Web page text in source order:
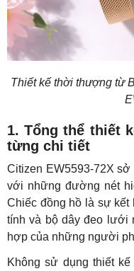
Thiết kế thời thượng từ
1. Tổng thể thiết
từng chi tiết
Citizen EW5593-72X
với những đường nét
Chiếc đồng hồ là sự kết
tính và bộ dây đeo lưới
hợp của những người
Không sử dụng thiết